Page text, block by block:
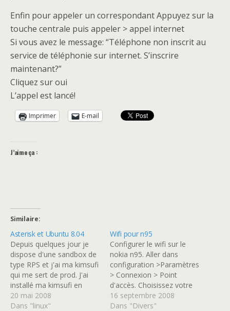
Enfin pour appeler un correspondant Appuyez sur la
touche centrale puis appeler > appel internet
Si vous avez le message: “Téléphone non inscrit au
service de téléphonie sur internet. S’inscrire
maintenant?”
Cliquez sur oui
L’appel est lancé!
Imprimer E-mail
J’aime ça :
Similaire
Asterisk et Ubuntu 8.04
Depuis quelques jour je
dispose d'une sandbox de
type RPS et j'ai ma kimsufi
qui me sert de prod. J'ai
installé ma kimsufi en
ubuntu 8.04 dekstop. Burk
c'est mal vous me dirais
20 mai 2008
Dans "linux"
Wifi pour n95
Configurer le wifi sur le
nokia n95. Aller dans
configuration >Paramètres
> Connexion > Point
d'accès. Choisissez votre
point d'accès qui doit
porter le nom de votre
16 septembre 2008
Dans "Divers"